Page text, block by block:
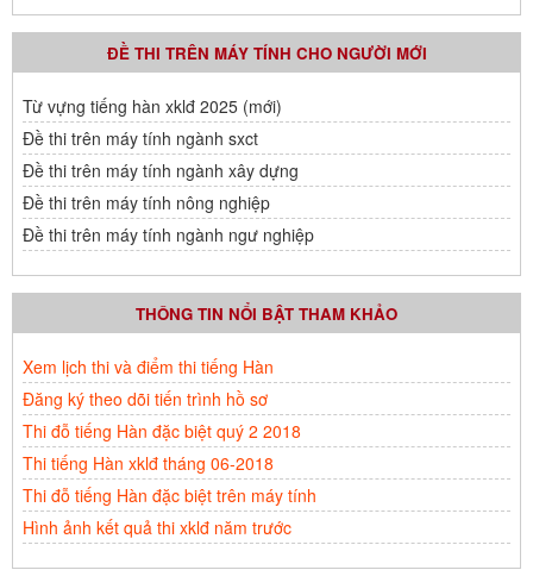
ĐỀ THI TRÊN MÁY TÍNH CHO NGƯỜI MỚI
Từ vựng tiếng hàn xklđ 2025 (mới)
Đề thi trên máy tính ngành sxct
Đề thi trên máy tính ngành xây dựng
Đề thi trên máy tính nông nghiệp
Đề thi trên máy tính ngành ngư nghiệp
THÔNG TIN NỔI BẬT THAM KHẢO
Xem lịch thi và điểm thi tiếng Hàn
Đăng ký theo dõi tiến trình hồ sơ
Thi đỗ tiếng Hàn đặc biệt quý 2 2018
Thi tiếng Hàn xklđ tháng 06-2018
Thi đỗ tiếng Hàn đặc biệt trên máy tính
Hình ảnh kết quả thi xklđ năm trước